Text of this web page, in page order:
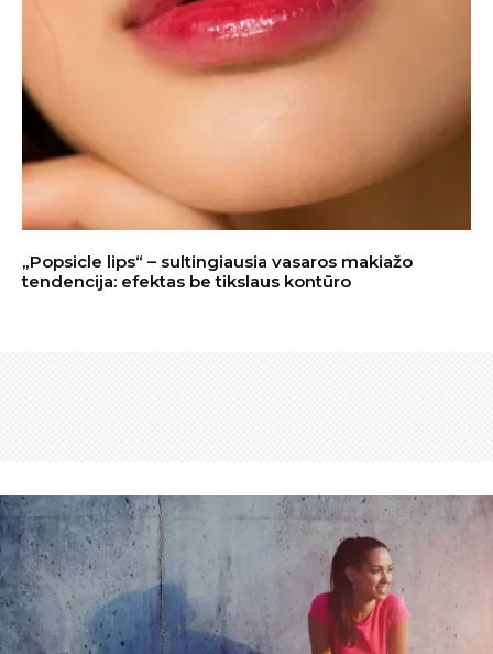
„Popsicle lips“ – sultingiausia vasaros makiažo
tendencija: efektas be tikslaus kontūro